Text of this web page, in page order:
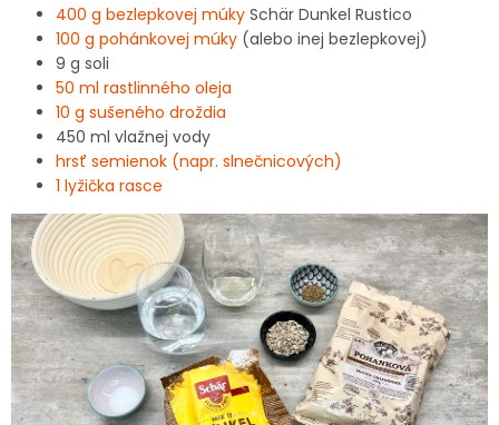
400 g bezlepkovej múky Schär Dunkel Rustico
100 g pohánkovej múky (alebo inej bezlepkovej)
9 g soli
50 ml rastlinného oleja
10 g sušeného droždia
450 ml vlažnej vody
hrsť semienok (napr. slnečnicových)
1 lyžička rasce